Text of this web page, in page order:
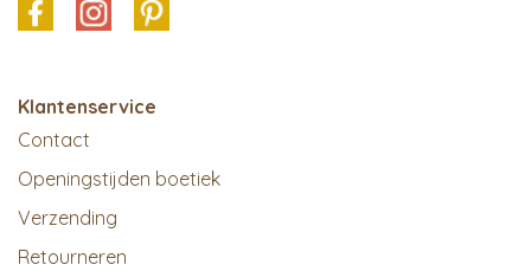
Klantenservice
Contact
Openingstijden boetiek
Verzending
Retourneren